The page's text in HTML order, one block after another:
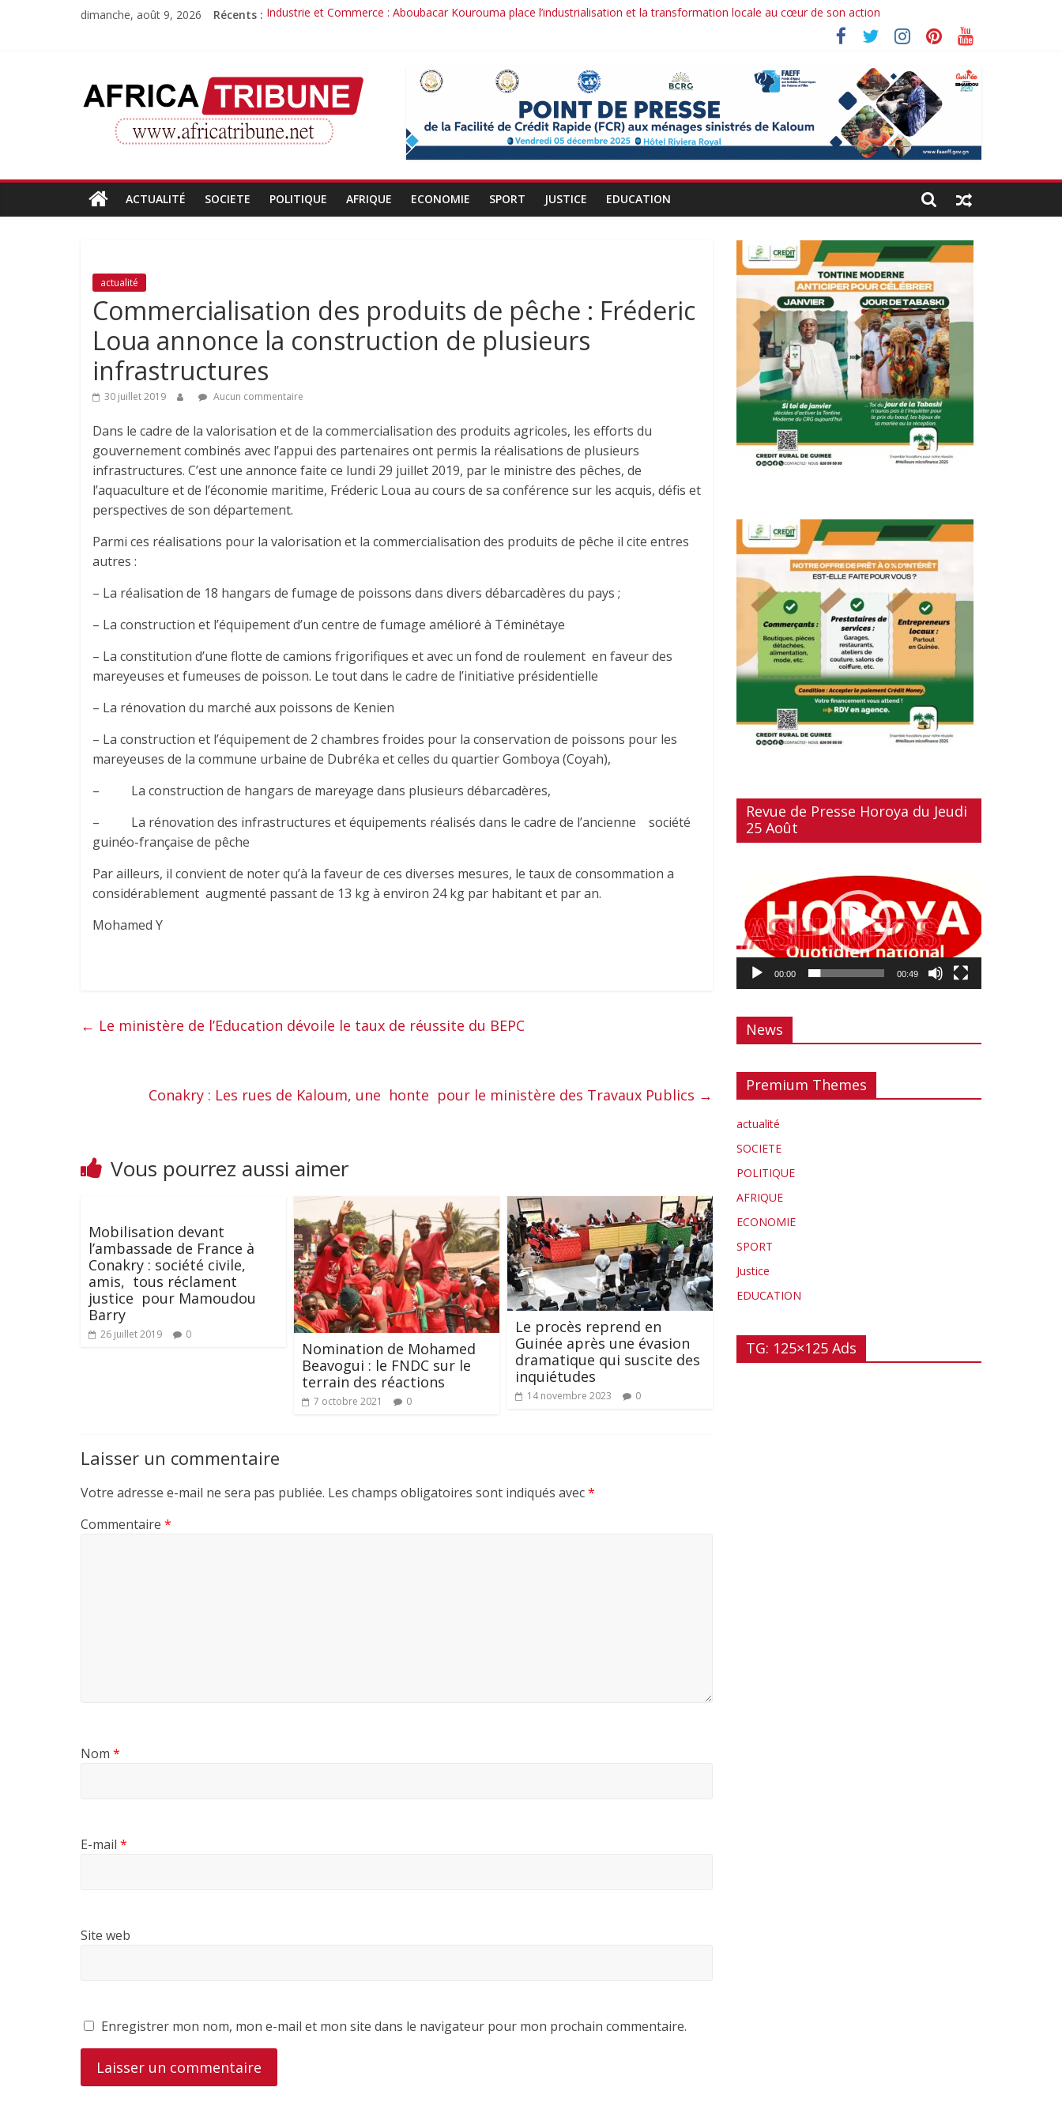
dimanche, août 9, 2026 Récents : Industrie et Commerce : Aboubacar Kourouma place l’industrialisation et la transformation locale au cœur de son action
Djiba Diakité reconduit : la confiance renouvelée envers un homme de résultats
Le parcours inspirant d’un officier au service du Président et de son pays.
AfricaTribune
d'informations
ACTUALITÉ SOCIETE POLITIQUE AFRIQUE ECONOMIE SPORT JUSTICE EDUCATION
actualité
Commercialisation des produits de pêche : Fréderic
Loua annonce la construction de plusieurs
infrastructures
30 juillet 2019 Aucun commentaire
Dans le cadre de la valorisation et de la commercialisation des produits agricoles, les efforts du
gouvernement combinés avec l’appui des partenaires ont permis la réalisations de plusieurs
infrastructures. C’est une annonce faite ce lundi 29 juillet 2019, par le ministre des pêches, de
l’aquaculture et de l’économie maritime, Fréderic Loua au cours de sa conférence sur les acquis, défis et
perspectives de son département.
Parmi ces réalisations pour la valorisation et la commercialisation des produits de pêche il cite entres
autres :
– La réalisation de 18 hangars de fumage de poissons dans divers débarcadères du pays ;
– La construction et l’équipement d’un centre de fumage amélioré à Téminétaye
– La constitution d’une flotte de camions frigorifiques et avec un fond de roulement en faveur des
mareyeuses et fumeuses de poisson. Le tout dans le cadre de l’initiative présidentielle
– La rénovation du marché aux poissons de Kenien
– La construction et l’équipement de 2 chambres froides pour la conservation de poissons pour les
mareyeuses de la commune urbaine de Dubréka et celles du quartier Gomboya (Coyah),
– La construction de hangars de mareyage dans plusieurs débarcadères,
– La rénovation des infrastructures et équipements réalisés dans le cadre de l’ancienne société
guinéo-française de pêche
Par ailleurs, il convient de noter qu’à la faveur de ces diverses mesures, le taux de consommation a
considérablement augmenté passant de 13 kg à environ 24 kg par habitant et par an.
Mohamed Y
← Le ministère de l’Education dévoile le taux de réussite du BEPC
Conakry : Les rues de Kaloum, une honte pour le ministère des Travaux Publics →
Vous pourrez aussi aimer
Mobilisation devant
l’ambassade de France à
Conakry : société civile,
amis, tous réclament
justice pour Mamoudou
Barry
26 juillet 2019 0
Nomination de Mohamed
Beavogui : le FNDC sur le
terrain des réactions
7 octobre 2021 0
Le procès reprend en
Guinée après une évasion
dramatique qui suscite des
inquiétudes
14 novembre 2023 0
Laisser un commentaire
Votre adresse e-mail ne sera pas publiée. Les champs obligatoires sont indiqués avec*
Commentaire *
Nom *
E-mail *
Site web
Enregistrer mon nom, mon e-mail et mon site dans le navigateur pour mon prochain commentaire.
Revue de Presse Horoya du Jeudi
25 Août
00:00 00:49
News
Premium Themes
actualité
SOCIETE
POLITIQUE
AFRIQUE
ECONOMIE
SPORT
Justice
EDUCATION
TG: 125×125 Ads